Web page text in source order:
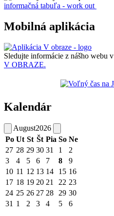
informačná tabuľa - work out
Mobilná aplikácia
Sledujte informácie z nášho webu v
V OBRAZE.
Kalendár
August2026
Po Ut St Št Pia So Ne
27 28 29 30 31 1
2
3
4 5 6 7 8
9
10 11 12 13 14 15 16
17 18 19 20 21 22 23
24 25 26 27 28 29 30
31 1 2 3 4 5 6